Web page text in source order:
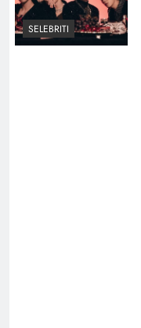
SELEBRITI